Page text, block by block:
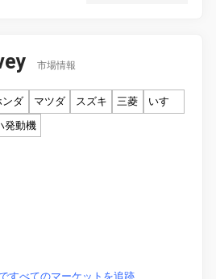
市場情報
ンダ マツダ スズキ 三菱
いすゞ
発動機
すべてのマーケットを追跡